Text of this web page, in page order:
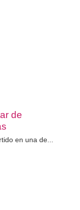
de
en una de...